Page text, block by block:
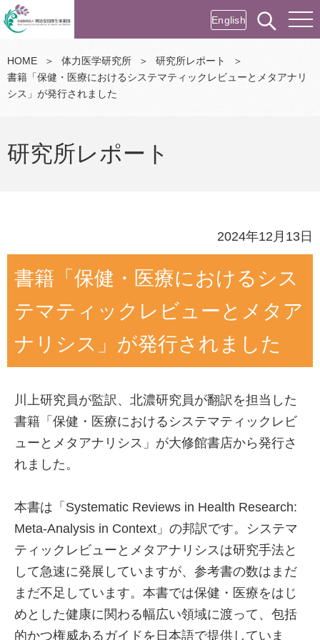
English
HOME ＞ 体力医学研究所 ＞ 研究所レポート
＞
書籍「保健・医療におけるシステマティックレビューとメタアナリ
シス」が発行されました
研究所レポート
2024年12月13日
書籍「保健・医療におけるシス
テマティックレビューとメタア
ナリシス」が発行されました
川上研究員が監訳、北濃研究員が翻訳を担当した
書籍「保健・医療におけるシステマティックレビ
ューとメタアナリシス」が大修館書店から発行さ
れました。
本書は「Systematic Reviews in Health Research:
Meta-Analysis in Context」の邦訳です。システマ
ティックレビューとメタアナリシスは研究手法と
して急速に発展していますが、参考書の数はまだ
まだ不足しています。本書では保健・医療をはじ
めとした健康に関わる幅広い領域に渡って、包括
的かつ権威あるガイドを日本語で提供していま